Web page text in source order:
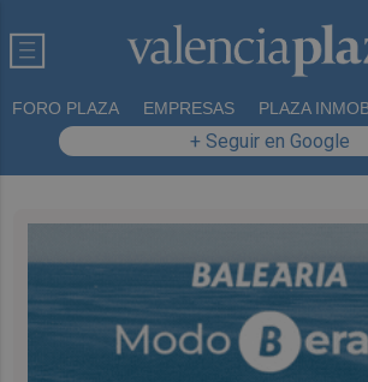
FORO PLAZA EMPRESAS PLAZA
+ Seguir en Google